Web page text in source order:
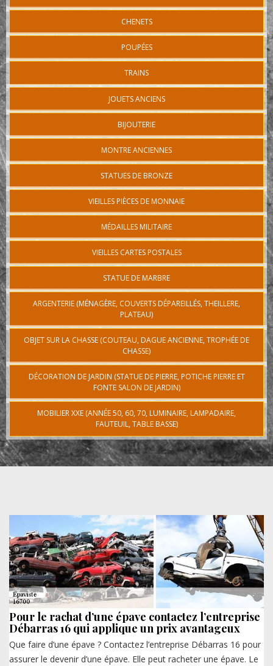
CHENETS
POUPÉES
TRAINS
JOUETS ANCIENS
BIJOUTERIE
MONTRE ANCIENNES
STATUES DE BRONZE
VIEILLES PIÈCES DE MONNAIE
MÉDAILLES MILITAIRE
VIEILLES CARTES POSTALES
STATUE DE MARBRE
ARGENTERIE (MÉNAGÈRE, COUVERTS DÉPAREILLÉS, THEILLERE,
PLATEAU)
OBJET SUR LA CHASSE (COUTEAU, DAGUE ANCIENNE, TROPHÉE DE
CHASSE)
DÉCORATION DE JARDIN (STATUE DE PIERRE, POTICHE PIERRE ET
FONTE SALON DE JARDIN)
MOBILIER XXE (ANNÉE 50, 60, 70, LUMINAIRE, LAMPADAIRE,
FAUTEUIL, TABLE BASSE)
Pour le rachat d’une épave contactez l’entreprise
Débarras 16 qui applique un prix avantageux
Que faire d’une épave ? Contactez l’entreprise Débarras 16 pour
assurer le devenir d’une épave. Elle peut racheter une épave. Le